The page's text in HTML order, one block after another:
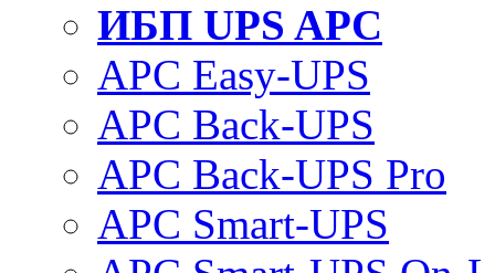
ИБП UPS APC
APC Easy-UPS
APC Back-UPS
APC Back-UPS Pro
APC Smart-UPS